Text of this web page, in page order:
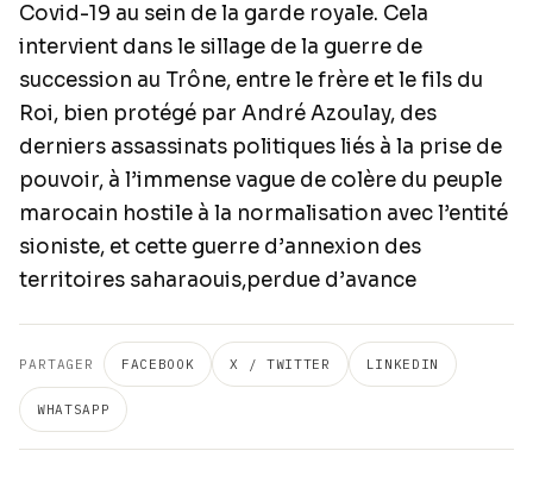
Covid-19 au sein de la garde royale. Cela
intervient dans le sillage de la guerre de
succession au Trône, entre le frère et le fils du
Roi, bien protégé par André Azoulay, des
derniers assassinats politiques liés à la prise de
pouvoir, à l’immense vague de colère du peuple
marocain hostile à la normalisation avec l’entité
sioniste, et cette guerre d’annexion des
territoires saharaouis,perdue d’avance
PARTAGER FACEBOOK X / TWITTER LINKEDIN
WHATSAPP